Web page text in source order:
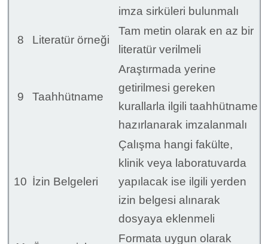
imza sirküleri bulunmalı
8 Literatür örneği
Tam metin olarak en az bir
literatür verilmeli
9 Taahhütname
Araştırmada yerine
getirilmesi gereken
kurallarla ilgili taahhütname
hazırlanarak imzalanmalı
10 İzin Belgeleri
Çalışma hangi fakülte,
klinik veya laboratuvarda
yapılacak ise ilgili yerden
izin belgesi alınarak
dosyaya eklenmeli
Formata uygun olarak